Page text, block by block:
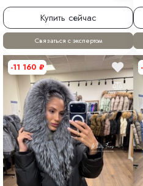
Купить сейчас
Связаться с экспертом
-11 160 ₽